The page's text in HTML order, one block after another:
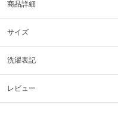
商品詳細
サイズ
洗濯表記
レビュー